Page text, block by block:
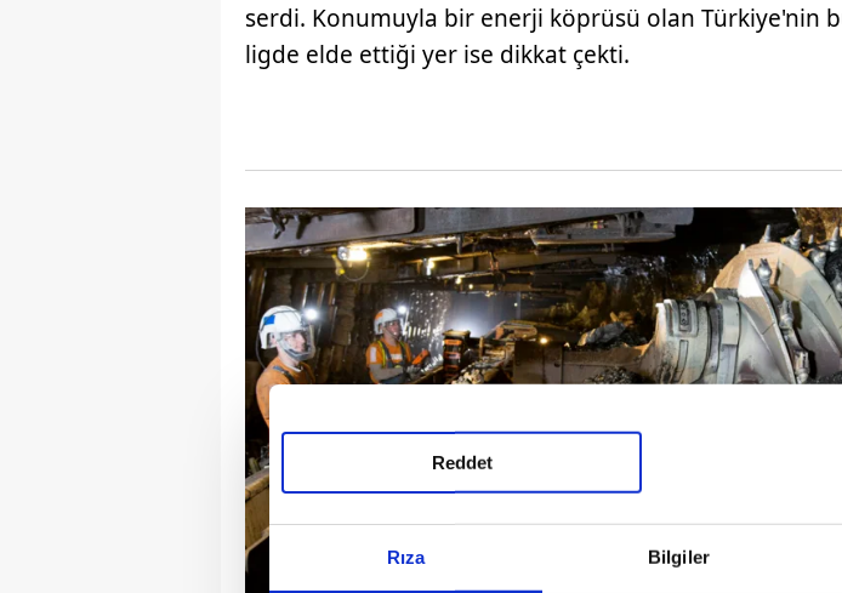
Rıza Bilgiler
Reddet
serdi. Konumuyla bir enerji köprüsü olan Türkiye'nin
ligde elde ettiği yer ise dikkat çekti.